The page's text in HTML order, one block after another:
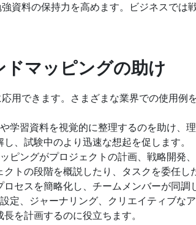
資料の保持力を高めます。ビジネスでは
マッピングの助け
用できます。さまざまな業界での使用例
学習資料を視覚的に整理するのを助け、
、試験中のより迅速な想起を促します。
ピングがプロジェクトの計画、戦略開発
トの段階を概説したり、タスクを委任
セスを簡略化し、チームメンバーが同調
定、ジャーナリング、クリエイティブな
を計画するのに役立ちます。